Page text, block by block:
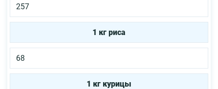
257
1 кг риса
68
1 кг курицы